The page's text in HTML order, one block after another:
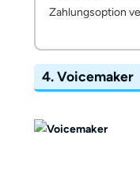
Zahlungsoption
​​​​4.Voicemaker